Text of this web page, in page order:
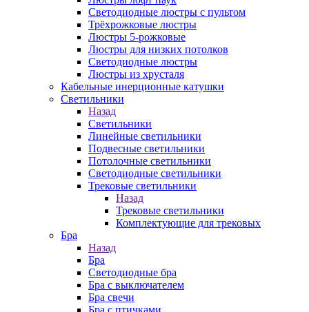
Светодиодные люстры с пультом
Трёхрожковые люстры
Люстры 5-рожковые
Люстры для низких потолков
Cветодиодные люстры
Люстры из хрусталя
Кабельные инерционные катушки
Светильники
Назад
Светильники
Линейные светильники
Подвесные светильники
Потолочные светильники
Светодиодные светильники
Трековые светильники
Назад
Трековые светильники
Комплектующие для трековых
Бра
Назад
Бра
Светодиодные бра
Бра с выключателем
Бра свечи
Бра с птичками